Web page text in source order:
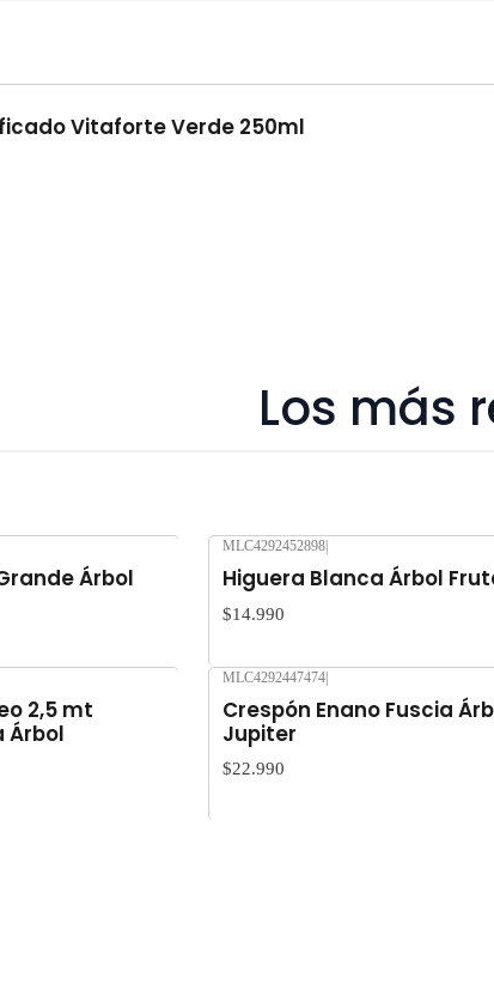
Vitaforte Verde 250ml
Los más
Árbol
MLC4292452898
Higuera Blanca Árbol
$14.990
2,5 mt
Árbol
MLC4292447474|
Crespón Enano Fuscia
Jupiter
$22.990